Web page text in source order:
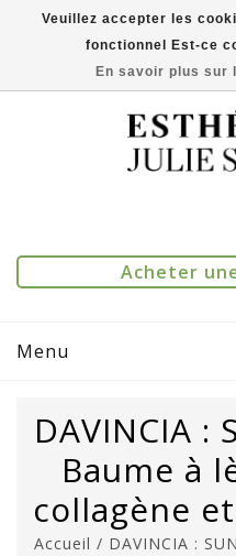
Acheter
Menu
DAVINCIA :
Baume à
collagène
Accueil / DAVINCIA :
Veuillez accepter les
fonctionnel Est-ce
En savoir plus sur